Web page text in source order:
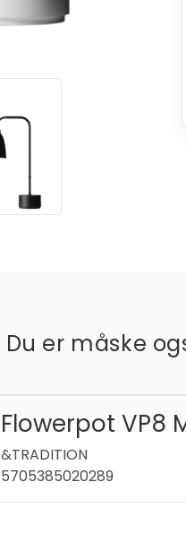
Du er måske
Flowerpot VP8
&TRADITION
5705385020289